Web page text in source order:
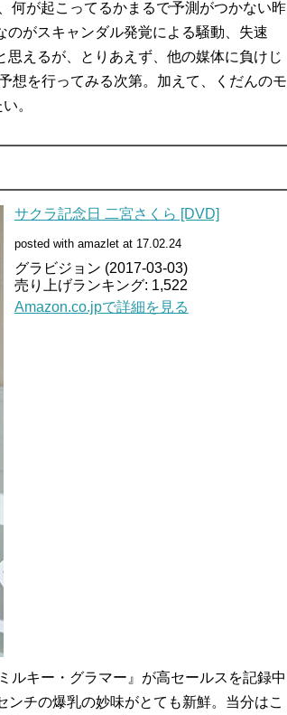
何が起こってるかまるで予測がつかない昨
のがスキャンダル発覚による騒動、失速
えるが、とりあえず、他の媒体に負けじ
想を行ってみる次第。加えて、くだんのモ
。
サクラ記念日 二宮さくら [DVD]
posted with amazlet at 17.02.24
グラビジョン (2017-03-03)
売り上げランキング: 1,522
Amazon.co.jpで詳細を見る
ルキー・グラマー』が高セールスを記録中
ンチの爆乳の妙味がとても新鮮。当分はこ